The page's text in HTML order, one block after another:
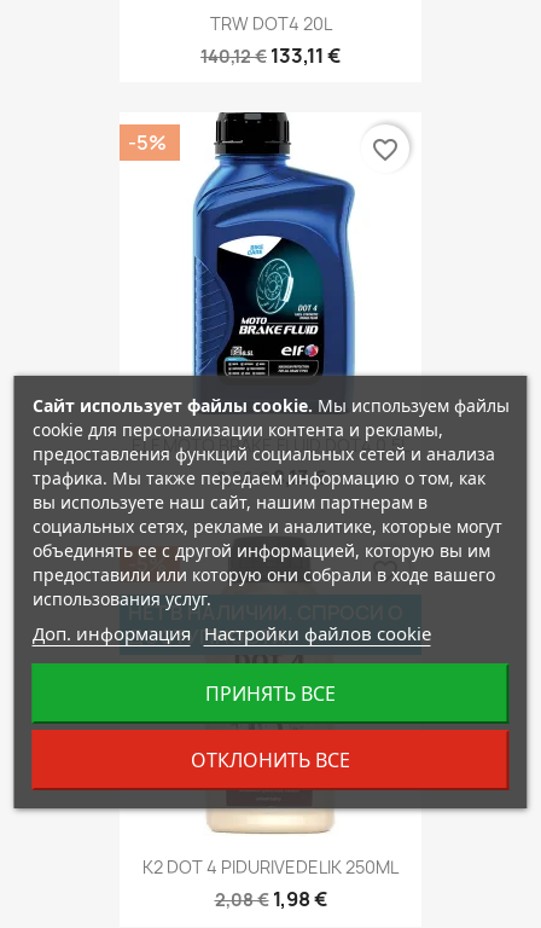
TRW DOT4 20L
140,12 € 133,11 €
ELF MOTO BRAKE FLUID DOT4 0.5L
8,56 €8,13 €
-5% favorite_border
K2 DOT 4 PIDURIVEDELIK 250ML
2,08 € 1,98 €
-5%
НЕТ В НАЛИЧИИ. СПРОСИ О
ДОСТУПНОСТИ!
favorite_border
Сайт использует файлы cookie. Мы используем файлы
cookie для персонализации контента и рекламы,
предоставления функций социальных сетей и анализа
трафика. Мы также передаем информацию о том, как
вы используете наш сайт, нашим партнерам в
социальных сетях, рекламе и аналитике, которые могут
объединять ее с другой информацией, которую вы им
предоставили или которую они собрали в ходе вашего
использования услуг.
Доп. информация Настройки файлов cookie
ОТКЛОНИТЬ ВСЕ
ПРИНЯТЬ ВСЕ